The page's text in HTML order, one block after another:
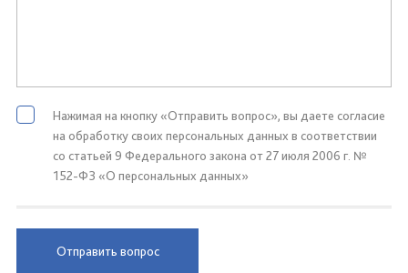
Нажимая на кнопку «Отправить вопрос», вы даете согласие
на обработку своих персональных данных в соответствии
со статьей 9 Федерального закона от 27 июля 2006 г. №
152-ФЗ «О персональных данных»
Отправить вопрос